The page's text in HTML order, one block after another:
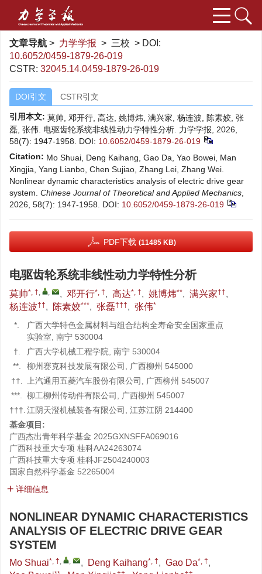
文章导航 > 力学学报 > 三校 > DOI:
10.6052/0459-1879-26-019
CSTR: 32045.14.0459-1879-26-019
DOI引文 CSTR引文
引用本文: 莫帅, 邓开行, 高达, 姚博炜, 满兴家, 杨连波, 陈素姣, 张
磊, 张伟. 电驱齿轮系统非线性动力学特性分析. 力学学报, 2026,
58(7): 1947-1958.
DOI: 10.6052/0459-1879-26-019
Citation: Mo Shuai, Deng Kaihang, Gao Da, Yao Bowei, Man
Xingjia, Yang Lianbo, Chen Sujiao, Zhang Lei, Zhang Wei.
Nonlinear dynamic characteristics analysis of electric drive gear
system. Chinese Journal of Theoretical and Applied Mechanics
2026, 58(7): 1947-1958.
DOI: 10.6052/0459-1879-26-019
PDF下载 (11485 KB)
电驱齿轮系统非线性动力学特性分析
莫帅*, †, , , 邓开行*, †, 高达*, †, 姚博炜**, 满兴家††,
杨连波††, 陈素姣***, 张磊†††, 张伟*
*.
广西大学特色金属材料与组合结构全寿命安全国家重点
实验室, 南宁 530004
†.
广西大学机械工程学院, 南宁 530004
**.
柳州赛克科技发展有限公司, 广西柳州 545000
††.
上汽通用五菱汽车股份有限公司, 广西柳州 545007
***.
柳工柳州传动件有限公司, 广西柳州 545007
†††. 江阴天澄机械装备有限公司, 江苏江阴 214400
基金项目:
广西杰出青年科学基金 2025GXNSFFA069016
广西科技重大专项 桂科AA24263074
广西科技重大专项 桂科JF2504240003
国家自然科学基金 52265004
详细信息
NONLINEAR DYNAMIC CHARACTERISTICS
ANALYSIS OF ELECTRIC DRIVE GEAR
SYSTEM
Mo Shuai*, †, , , Deng Kaihang*, †, Gao Da*, †,